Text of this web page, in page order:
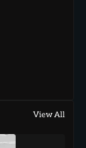
View All